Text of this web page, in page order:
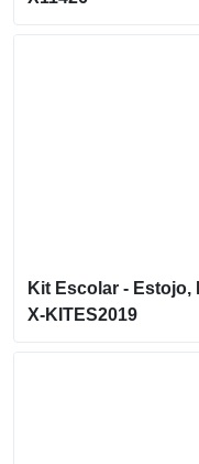
X-KITES2019